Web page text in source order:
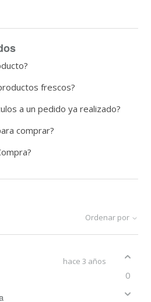
frescos?
a un pedido ya realizado?
comprar?
Ordenar por
hace 3 años
0